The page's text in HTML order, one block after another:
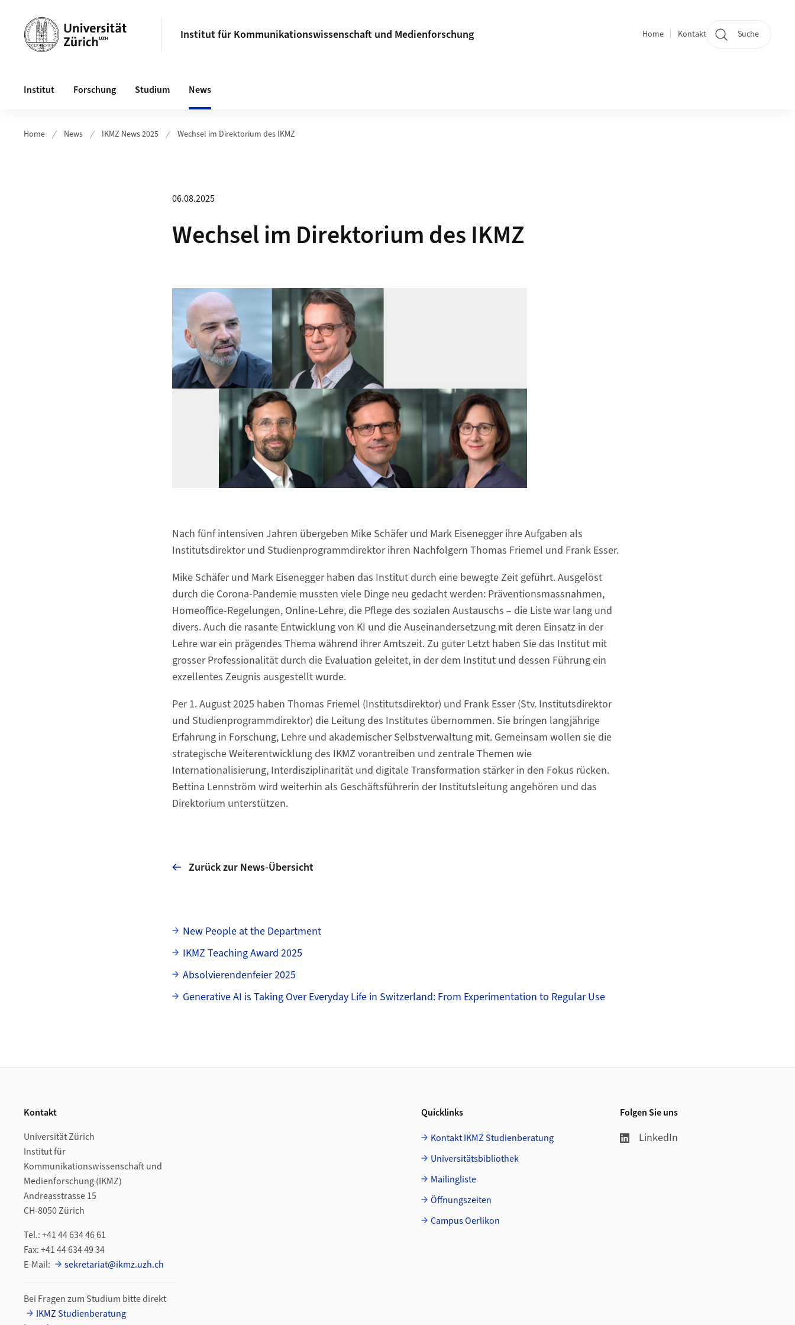
Institut für Kommunikationswissenschaft und Medienforschung
Quicklinks
Home Kontakt Suche
Institut Forschung Studium News
Home News IKMZ News 2025 Wechsel im Direktorium des IKMZ
06.08.2025
Wechsel im Direktorium des IKMZ
Nach fünf intensiven Jahren übergeben Mike Schäfer und Mark Eisenegger ihre Aufgaben als
Institutsdirektor und Studienprogrammdirektor ihren Nachfolgern Thomas Friemel und Frank Esser.
Mike Schäfer und Mark Eisenegger haben das Institut durch eine bewegte Zeit geführt. Ausgelöst
durch die Corona-Pandemie mussten viele Dinge neu gedacht werden: Präventionsmassnahmen,
Homeoffice-Regelungen, Online-Lehre, die Pflege des sozialen Austauschs – die Liste war lang und
divers. Auch die rasante Entwicklung von KI und die Auseinandersetzung mit deren Einsatz in der
Lehre war ein prägendes Thema während ihrer Amtszeit. Zu guter Letzt haben Sie das Institut mit
grosser Professionalität durch die Evaluation geleitet, in der dem Institut und dessen Führung ein
exzellentes Zeugnis ausgestellt wurde.
Per 1. August 2025 haben Thomas Friemel (Institutsdirektor) und Frank Esser (Stv. Institutsdirektor
und Studienprogrammdirektor) die Leitung des Institutes übernommen. Sie bringen langjährige
Erfahrung in Forschung, Lehre und akademischer Selbstverwaltung mit. Gemeinsam wollen sie die
strategische Weiterentwicklung des IKMZ vorantreiben und zentrale Themen wie
Internationalisierung, Interdisziplinarität und digitale Transformation stärker in den Fokus rücken.
Bettina Lennström wird weiterhin als Geschäftsführerin der Institutsleitung angehören und das
Direktorium unterstützen.
Zurück zur News-Übersicht
Unterseiten
New People at the Department
IKMZ Teaching Award 2025
Absolvierendenfeier 2025
Generative AI is Taking Over Everyday Life in Switzerland: From Experimentation to Regular Use
Kontakt
Universität Zürich
Institut für
Kommunikationswissenschaft und
Medienforschung (IKMZ)
Andreasstrasse 15
CH-8050 Zürich
Tel.: +41 44 634 46 61
Fax: +41 44 634 49 34
E-Mail:
sekretariat@ikmz.uzh.ch
Bei Fragen zum Studium bitte direkt
IKMZ Studienberatung
Quicklinks
Kontakt IKMZ Studienberatung
Universitätsbibliothek
Mailingliste
Öffnungszeiten
Campus Oerlikon
Folgen Sie uns
LinkedIn